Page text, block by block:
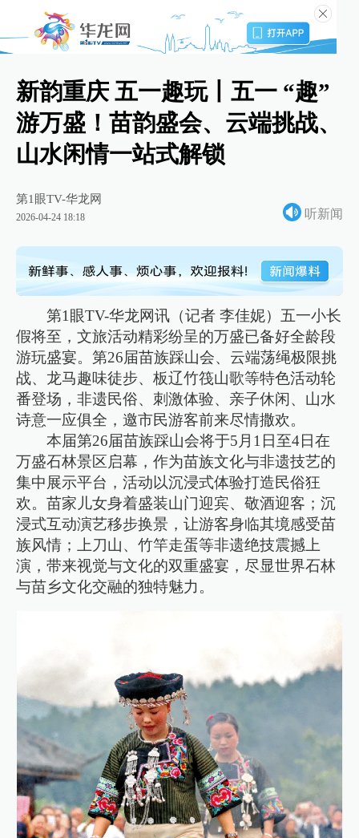
新韵重庆 五一趣玩丨五一 “趣”
游万盛！苗韵盛会、云端挑战、
山水闲情一站式解锁
第1眼TV-华龙网
2026-04-24 18:18 听新闻
第1眼TV-华龙网讯（记者 李佳妮）五一小长
假将至，文旅活动精彩纷呈的万盛已备好全龄段
游玩盛宴。第26届苗族踩山会、云端荡绳极限挑
战、龙马趣味徒步、板辽竹筏山歌等特色活动轮
番登场，非遗民俗、刺激体验、亲子休闲、山水
诗意一应俱全，邀市民游客前来尽情撒欢。
本届第26届苗族踩山会将于5月1日至4日在
万盛石林景区启幕，作为苗族文化与非遗技艺的
集中展示平台，活动以沉浸式体验打造民俗狂
欢。苗家儿女身着盛装山门迎宾、敬酒迎客；沉
浸式互动演艺移步换景，让游客身临其境感受苗
族风情；上刀山、竹竿走蛋等非遗绝技震撼上
演，带来视觉与文化的双重盛宴，尽显世界石林
与苗乡文化交融的独特魅力。